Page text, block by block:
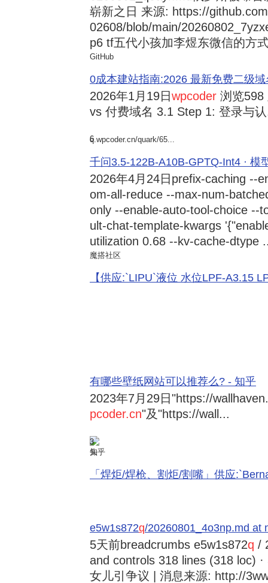
崭新之日 来源: https://
02608/blob/main/
p6 tf五代小孩加李煜东微信的方
GitHub
0成本建站指南:2026 最新免费二级
2026年1月19日wpcoder 浏览598
vs 付费域名 3.1 Step 1: 登录与
6
q.wpcoder.cn/quark/65...
千问3.5-122B-A10B-GPTQ-Int4 · 模
2026年4月24日 prefix-caching --
om-all-reduce --max-num-
only --enable-auto-tool-choice --
ult-chat-template-kwargs
utilization 0.68 --kv-cache-dtype
魔搭社区
【供应:`LIPU`液位 水位LPF-A3.15
有哪些壁纸网站可以推荐么? - 知乎
2023年7月29日 "https://
pcoder.cn"及"https://wall...
3
知乎
「焊炬/焊枪、割炬/割嘴」供应
e5w1s872q/20260801_4o3np.md at
5天前breadcrumbs e5w1s872q /
and controls 318 lines (318 loc)
女儿引争议 | 消息来源: http://